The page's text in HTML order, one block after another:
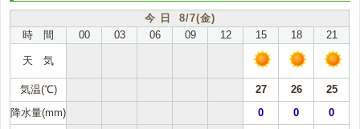
今 日 8/7(金)
時 間
00 03 06 09 12 15 18 21
天 気
気温(℃) 27 26
25
降水量(mm)
0 0 0